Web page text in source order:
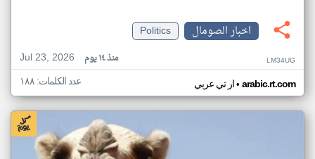
اخبار الصومال
Politics
Jul 23, 2026
منذ ١٤ يوم LM34UG
ار تي عربي• arabic.rt.com عدد الكلمات: ١٨٨